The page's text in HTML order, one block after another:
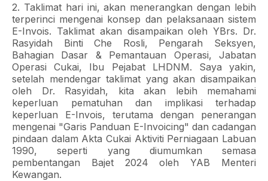
2. Taklimat hari ini, akan menerangkan dengan lebih
terperinci mengenai konsep dan pelaksanaan sistem
E-Invois. Taklimat akan disampaikan oleh YBrs. Dr.
Rasyidah Binti Che Rosli, Pengarah Seksyen,
Bahagian Dasar & Pemantauan Operasi, Jabatan
Operasi Cukai, Ibu Pejabat LHDNM. Saya yakin,
setelah mendengar taklimat yang akan disampaikan
oleh Dr. Rasyidah, kita akan lebih memahami
keperluan pematuhan dan implikasi terhadap
keperluan E-Invois, terutama dengan penerangan
mengenai "Garis Panduan E-Invoicing" dan cadangan
pindaan dalam Akta Cukai Aktiviti Perniagaan Labuan
1990, seperti yang diumumkan semasa
pembentangan Bajet 2024 oleh YAB Menteri
Kewangan.